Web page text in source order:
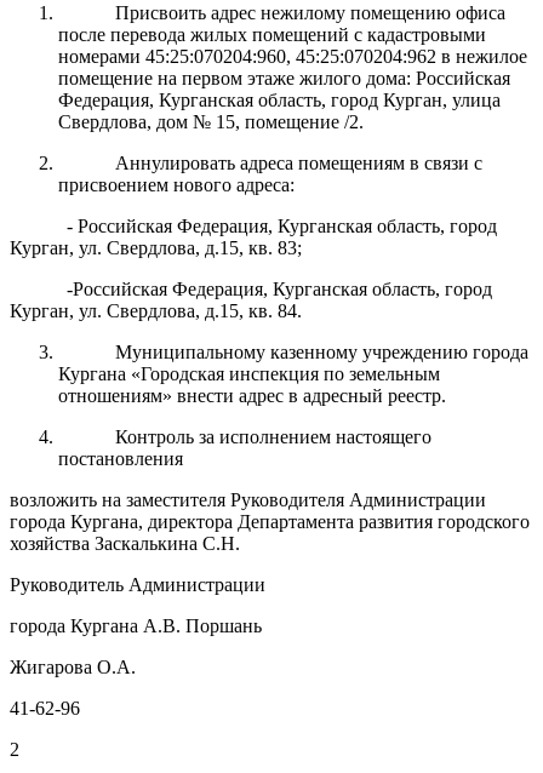
Присвоить адрес нежилому помещению офиса
после перевода жилых помещений с кадастровыми
номерами 45:25:070204:960, 45:25:070204:962 в нежилое
помещение на первом этаже жилого дома: Российская
Федерация, Курганская область, город Курган, улица
Свердлова, дом № 15, помещение /2.
Аннулировать адреса помещениям в связи с
присвоением нового адреса:
- Российская Федерация, Курганская область, город
Курган, ул. Свердлова, д.15, кв. 83;
-Российская Федерация, Курганская область, город
Курган, ул. Свердлова, д.15, кв. 84.
Муниципальному казенному учреждению города
Кургана «Городская инспекция по земельным
отношениям» внести адрес в адресный реестр.
Контроль за исполнением настоящего
постановления
возложить на заместителя Руководителя Администрации
города Кургана, директора Департамента развития городского
хозяйства Заскалькина С.Н.
Руководитель Администрации
города Кургана А.В. Поршань
Жигарова О.А.
41-62-96
2